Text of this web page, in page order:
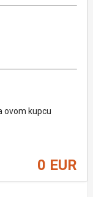
ovom kupcu
0 EUR